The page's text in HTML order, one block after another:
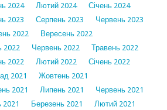
2024 Лютий 2024
Січень 2024
2023 Серпень 2023
Червень 2023
2022
Вересень 2022
2022 Червень 2022
Травень 2022
2022 Лютий 2022
Січень 2022
2021
Жовтень 2021
2021 Липень 2021
Червень 2021
2021 Березень 2021
Лютий 2021